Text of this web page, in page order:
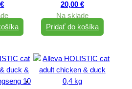
€
20,00 €
Na sklade
Pridať do košíka